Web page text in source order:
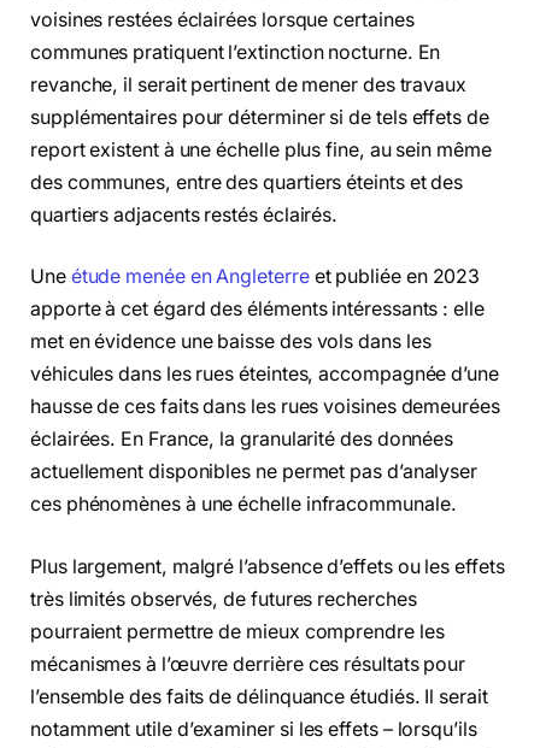
voisines restées éclairées lorsque certaines
communes pratiquent l’extinction nocturne. En
revanche, il serait pertinent de mener des travaux
supplémentaires pour déterminer si de tels effets de
report existent à une échelle plus fine, au sein même
des communes, entre des quartiers éteints et des
quartiers adjacents restés éclairés.
Une étude menée en Angleterreet publiée en 2023
apporte à cet égard des éléments intéressants : elle
met en évidence une baisse des vols dans les
véhicules dans les rues éteintes, accompagnée d’une
hausse de ces faits dans les rues voisines demeurées
éclairées. En France, la granularité des données
actuellement disponibles ne permet pas d’analyser
ces phénomènes à une échelle infracommunale.
Plus largement, malgré l’absence d’effets ou les effets
très limités observés, de futures recherches
pourraient permettre de mieux comprendre les
mécanismes à l’œuvre derrière ces résultats pour
l’ensemble des faits de délinquance étudiés. Il serait
notamment utile d’examiner si les effets – lorsqu’ils